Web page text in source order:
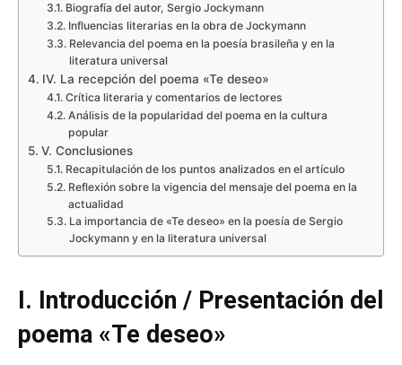
Biografía del autor, Sergio Jockymann
Influencias literarias en la obra de Jockymann
Relevancia del poema en la poesía brasileña y en la
literatura universal
IV. La recepción del poema «Te deseo»
Crítica literaria y comentarios de lectores
Análisis de la popularidad del poema en la cultura
popular
V. Conclusiones
Recapitulación de los puntos analizados en el artículo
Reflexión sobre la vigencia del mensaje del poema en la
actualidad
La importancia de «Te deseo» en la poesía de Sergio
Jockymann y en la literatura universal
I. Introducción / Presentación del
poema «Te deseo»